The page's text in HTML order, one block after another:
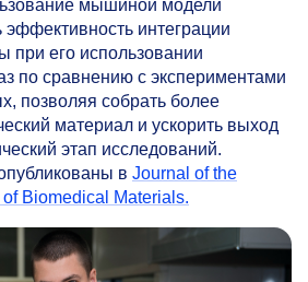
мышиной модели
эффективность интеграции
при его использовании
по сравнению с экспериментами
позволяя собрать более
материал и ускорить выход
этап исследований.
в Journal of the
Biomedical Materials.